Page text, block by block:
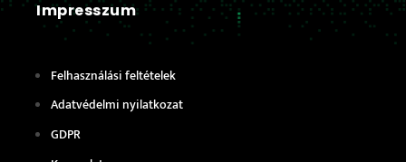
Impresszum
Felhasználási feltételek
Adatvédelmi nyilatkozat
GDPR